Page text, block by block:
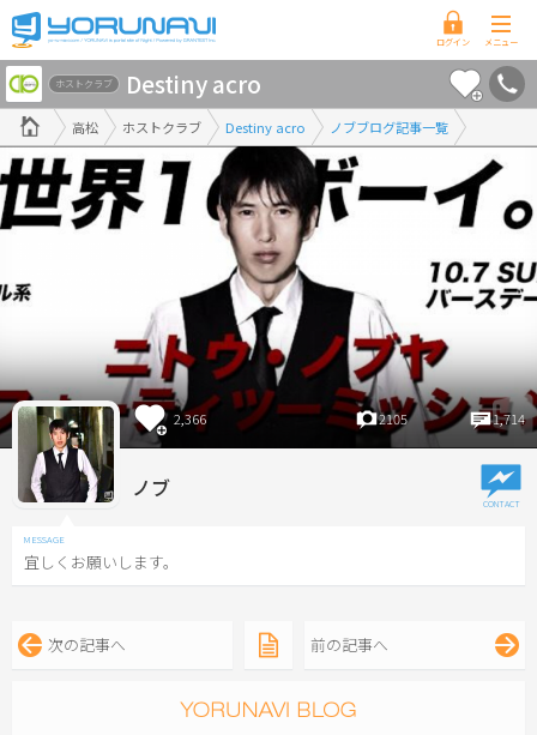
香
川
県
版
高松 ホストクラブ Destiny acro ノブブログ記事一覧
ホストクラブ Destiny acro
2,366 2105 1,714
ノブ
宜しくお願いします。
次の記事へ 前の記事へ